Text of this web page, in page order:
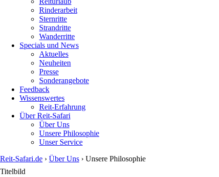
Rinderarbeit
Sternritte
Strandritte
Wanderritte
Specials und News
Aktuelles
Neuheiten
Presse
Sonderangebote
Feedback
Wissenswertes
Reit-Erfahrung
Über Reit-Safari
Über Uns
Unsere Philosophie
Unser Service
You
Reit-Safari.de › Über Uns › Unsere Philosophie
Titelbild